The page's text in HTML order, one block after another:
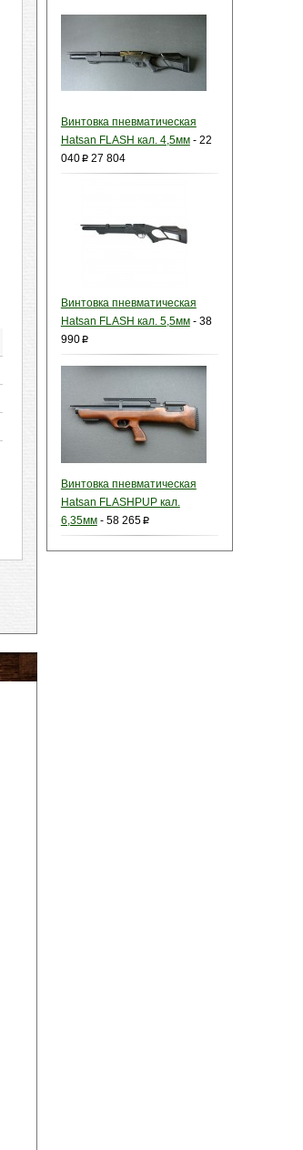
Винтовка пневматическая
Hatsan FLASH кал. 4,5мм- 22
040p 27 804
Винтовка пневматическая
Hatsan FLASH кал. 5,5мм- 38
990p
Винтовка пневматическая
Hatsan FLASHPUP кал.
6,35мм- 58 265p